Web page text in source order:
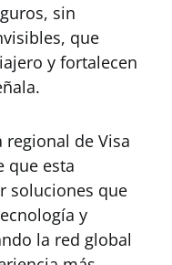
sin
que
y fortalecen
regional de Visa
que esta
soluciones que
y
la red global